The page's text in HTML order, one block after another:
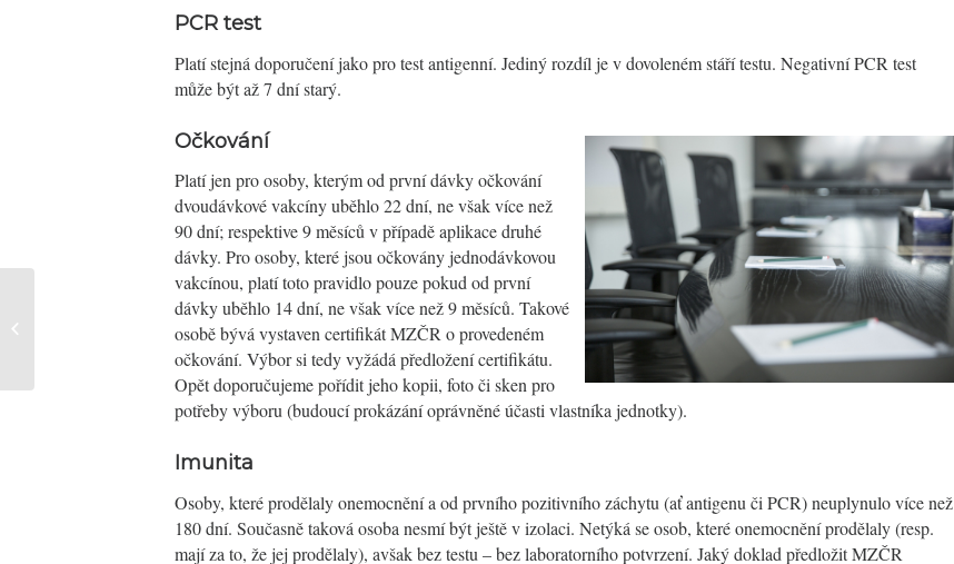
PCR test
Platí stejná doporučení jako pro test antigenní. Jediný rozdíl je v dovoleném stáří testu. Negativní PCR test
může být až 7 dní starý.
Očkování
Platí jen pro osoby, kterým od první dávky očkování
dvoudávkové vakcíny uběhlo 22 dní, ne však více než
90 dní; respektive 9 měsíců v případě aplikace druhé
dávky. Pro osoby, které jsou očkovány jednodávkovou
vakcínou, platí toto pravidlo pouze pokud od první
dávky uběhlo 14 dní, ne však více než 9 měsíců. Takové
osobě bývá vystaven certifikát MZČR o provedeném
očkování. Výbor si tedy vyžádá předložení certifikátu.
Opět doporučujeme pořídit jeho kopii, foto či sken pro
potřeby výboru (budoucí prokázání oprávněné účasti vlastníka jednotky).
Imunita
Osoby, které prodělaly onemocnění a od prvního pozitivního záchytu (ať antigenu či PCR) neuplynulo více než
180 dní. Současně taková osoba nesmí být ještě v izolaci. Netýká se osob, které onemocnění prodělaly (resp.
mají za to, že jej prodělaly), avšak bez testu – bez laboratorního potvrzení. Jaký doklad předložit MZČR
Jak na shromáždění SVJ v době